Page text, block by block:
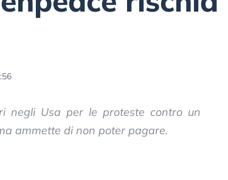
negli Usa per le proteste contro un
ammette di non poter pagare.